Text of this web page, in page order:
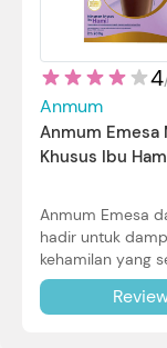
4
Anmum
Anmum Emesa
Khusus Ibu
Anmum Emesa
hadir untuk
kehamilan yang
diiringi dengan
muntah. Simak